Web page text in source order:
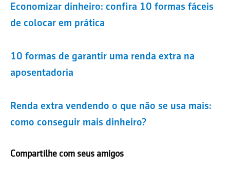
Economizar dinheiro: confira 10 formas fáceis
de colocar em prática
10 formas de garantir uma renda extra na
aposentadoria
Renda extra vendendo o que não se usa mais:
como conseguir mais dinheiro?
Compartilhe com seus amigos